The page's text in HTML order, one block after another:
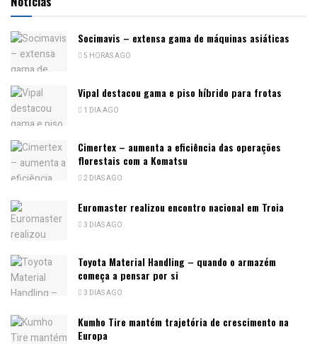
Socimavis – extensa gama de máquinas asiáticas
5 HORAS AGO
Vipal destacou gama e piso híbrido para frotas
1 DIA AGO
Cimertex – aumenta a eficiência das operações
florestais com a Komatsu
2 DIAS AGO
Euromaster realizou encontro nacional em Troia
3 DIAS AGO
Toyota Material Handling – quando o armazém
começa a pensar por si
3 DIAS AGO
Kumho Tire mantém trajetória de crescimento na
Europa